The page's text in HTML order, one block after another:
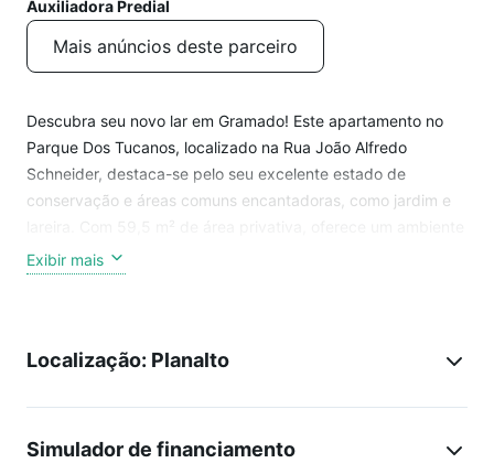
Auxiliadora Predial
Mais anúncios deste parceiro
Descubra seu novo lar em Gramado! Este apartamento no
Parque Dos Tucanos, localizado na Rua João Alfredo
Schneider, destaca-se pelo seu excelente estado de
conservação e áreas comuns encantadoras, como jardim e
aconchegante e funcional. A localização no bairro Planalto
proporciona fácil acesso às belezas naturais e ao charme da
imóvel exceconteúdo removidoional. Entre em contato para
Exibir mais
Localização: Planalto
Simulador de financiamento